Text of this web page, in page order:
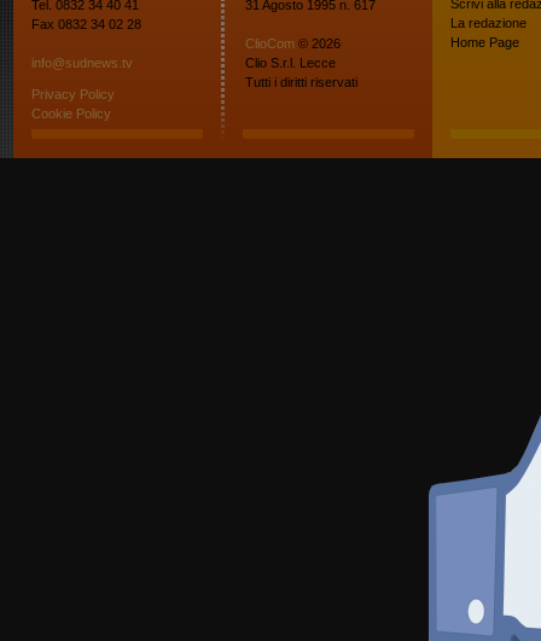
Tel. 0832 34 40 41
Fax 0832 34 02 28
info@sudnews.tv
Privacy Policy
Cookie Policy
31 Agosto 1995 n. 617
ClioCom © 2026
Clio S.r.l. Lecce
Tutti i diritti riservati
Scrivi alla
La redazione
Home Page